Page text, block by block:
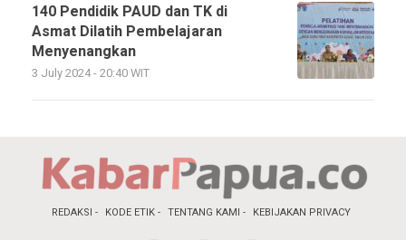
140 Pendidik PAUD dan TK di
Asmat Dilatih Pembelajaran
Menyenangkan
3 July 2024 - 20:40 WIT
REDAKSI KODE ETIK TENTANG KAMI KEBIJAKAN PRIVACY